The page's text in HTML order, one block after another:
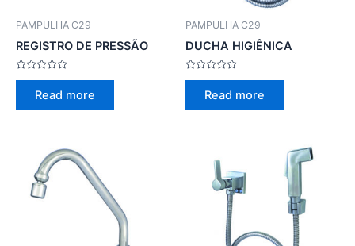
PAMPULHA C29
REGISTRO DE PRESSÃO
Rated
Read more
PAMPULHA C29
DUCHA HIGIÊNICA
Rated
Read more